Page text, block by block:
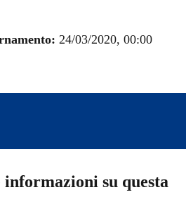
24/03/2020, 00:00
su questa